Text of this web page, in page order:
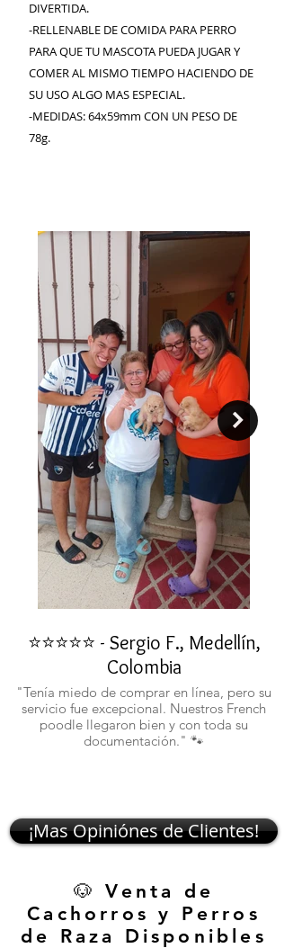
DIVERTIDA.
-RELLENABLE DE COMIDA PARA PERRO
PARA QUE TU MASCOTA PUEDA JUGAR Y
COMER AL MISMO TIEMPO HACIENDO DE
SU USO ALGO MAS ESPECIAL.
-MEDIDAS: 64x59mm CON UN PESO DE
78g.
⭐⭐⭐⭐⭐ - Sergio F., Medellín,
Colombia
"Tenía miedo de comprar en línea, pero su
servicio fue excepcional. Nuestros French
poodle llegaron bien y con toda su
documentación." 🐾
¡Mas Opiniónes de Clientes!
🐶 Venta de
Cachorros y Perros
de Raza Disponibles